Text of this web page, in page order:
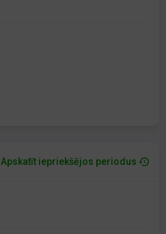
Apskatīt iepriekšējos periodus